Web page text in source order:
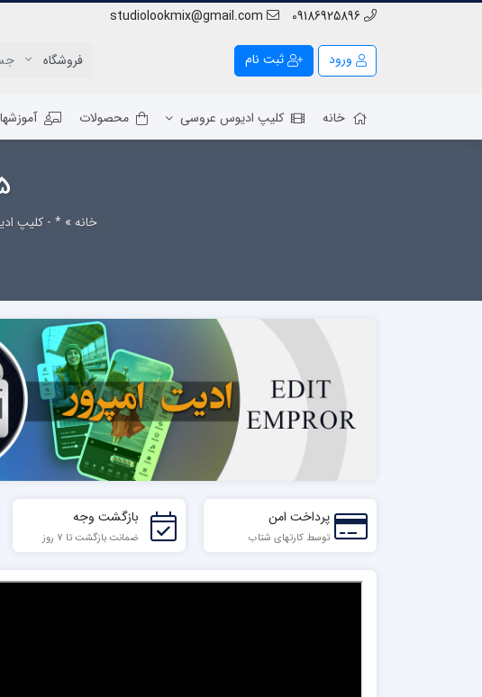
09186925896
studiolookmix@gmail.com
ورود ثبت نام
خانه کلیپ ادیوس عروسی محصولات
خانه» * - کلیپ
پرداخت امن
توسط کارتهای شتاب
بازگشت وجه
ضمانت بازگشت تا 7 روز